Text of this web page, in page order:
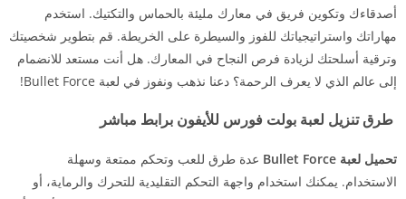
أصدقاءك وتكوين فريق في معارك مليئة بالحماس والتكتيك. استخدم
مهاراتك واستراتيجياتك للفوز والسيطرة على الخريطة. قم بتطوير شخصيتك
وترقية أسلحتك لزيادة فرص النجاح في المعارك. هل أنت مستعد للانضمام
إلى عالم الذي لا يعرف الرحمة؟ دعنا نذهب ونفوز في لعبة Bullet Force!
طرق تنزيل لعبة بولت فورس للأيفون برابط مباشر
تحميل لعبة Bullet Force
عدة طرق للعب وتحكم ممتعة وسهلة
الاستخدام. يمكنك استخدام واجهة التحكم التقليدية للتحرك والرماية، أو